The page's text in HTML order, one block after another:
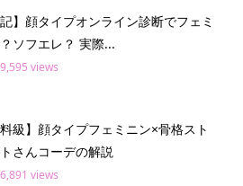
記】顔タイプオンライン診断でフェミ
ソフエレ？ 実際...
views
料級】顔タイプフェミニン×骨格スト
さんコーデの解説
views